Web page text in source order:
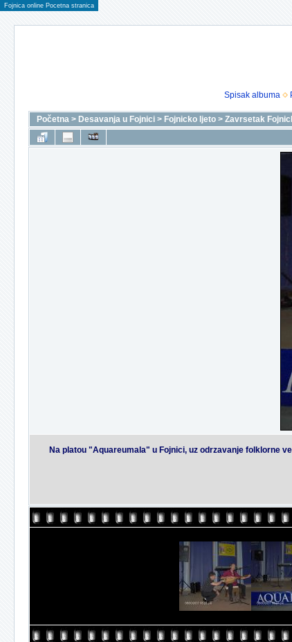
Fojnica online Pocetna stranica
Spisak albuma
Početna > Desavanja u Fojnici > Fojnicko ljeto > Zavrsetak
Na platou "Aquareumala" u Fojnici, uz odrzavanje folklorne